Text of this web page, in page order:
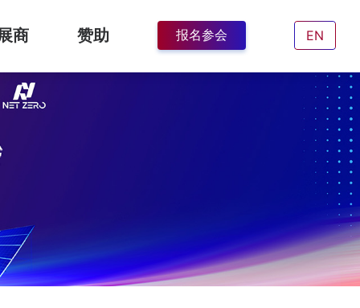
商 赞助 报名参会 EN